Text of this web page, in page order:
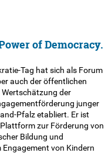
of Democracy.
Tag hat sich als Forum
auch der öffentlichen
der
junger
Pfalz etabliert. Er ist
zur Förderung von
Bildung und
von Kindern